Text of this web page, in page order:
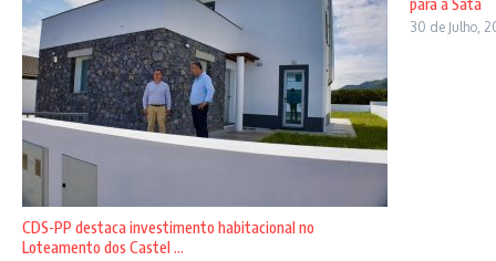
CDS-PP destaca investimento habitacional no
Loteamento dos Castel ...
para a Sata
30 de Julho,